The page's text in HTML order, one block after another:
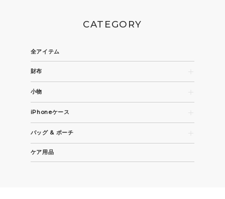
CATEGORY
全アイテム
財布
カード / コインケース
小物
キーケース / キーホルダー
その他革小物
iPhoneケース
iPhone 15 Pro Max
バッグ & ポーチ
トートバッグ
ビジネスバッグ
ケア用品